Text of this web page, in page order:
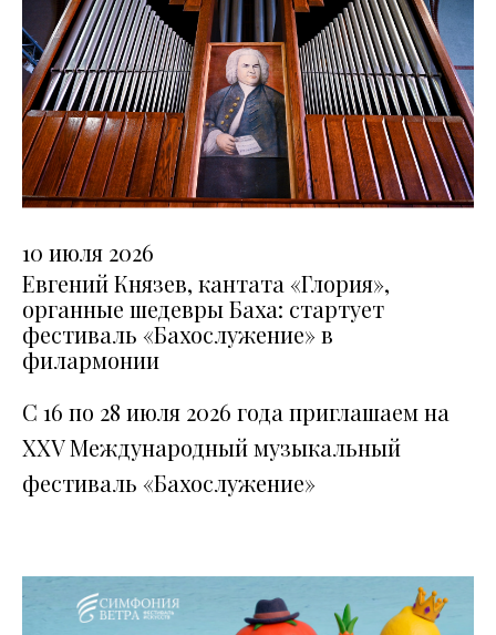
10 июля 2026
Евгений Князев, кантата «Глория»,
органные шедевры Баха: стартует
фестиваль «Бахослужение» в
филармонии
C 16 по 28 июля 2026 года приглашаем на
ХХV Международный музыкальный
фестиваль «Бахослужение»